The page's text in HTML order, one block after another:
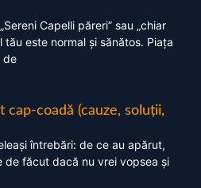
Capelli păreri” sau „chiar
este normal și sănătos. Piața
de
cap-coadă (cauze, soluții,
întrebări: de ce au apărut,
de făcut dacă nu vrei vopsea și